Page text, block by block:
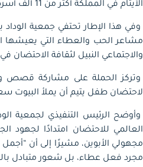
الأيتام في المملكة أكثر من 11 ألف أسرة سعودية في مختلف المناطق.
وفي هذا الإطار تحتفي جمعية
مشاعر الحب والعطاء التي يعيشها
والاجتماعي النبيل لثقافة
وتركز الحملة على مشاركة قصص
لاحتضان طفل يتيم أن يملأ البيوت
وأوضح الرئيس التنفيذي لجمعية
العالمي للاحتضان امتدادًا لجهود
مجهولي الأبوين، مشيرًا إلى أن
مجرد فعل عطاء، بل شعور متبادل